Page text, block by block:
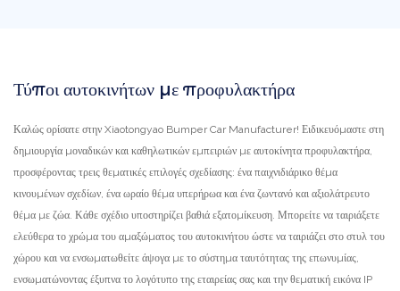
Τύποι αυτοκινήτων με προφυλακτήρα
Καλώς ορίσατε στην Xiaotongyao Bumper Car Manufacturer! Ειδικευόμαστε στη
δημιουργία μοναδικών και καθηλωτικών εμπειριών με αυτοκίνητα προφυλακτήρα,
προσφέροντας τρεις θεματικές επιλογές σχεδίασης: ένα παιχνιδιάρικο θέμα
κινουμένων σχεδίων, ένα ωραίο θέμα υπερήρωα και ένα ζωντανό και αξιολάτρευτο
θέμα με ζώα. Κάθε σχέδιο υποστηρίζει βαθιά εξατομίκευση. Μπορείτε να ταιριάξετε
ελεύθερα το χρώμα του αμαξώματος του αυτοκινήτου ώστε να ταιριάζει στο στυλ του
χώρου και να ενσωματωθείτε άψογα με το σύστημα ταυτότητας της επωνυμίας,
ενσωματώνοντας έξυπνα το λογότυπο της εταιρείας σας και την θεματική εικόνα IP